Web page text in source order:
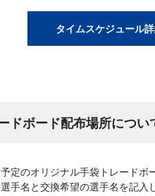
タイムスケジュール
ドボード配布場所につい
定のオリジナル手袋トレードボ
手名と交換希望の選手名を記